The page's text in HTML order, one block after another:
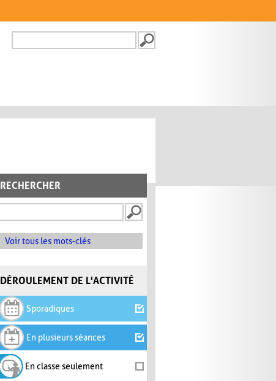
FORMULAIRE DE
RECHERCHER
Voir tous les mots-clés
DÉROULEMENT DE L'ACTIVITÉ
Sporadiques
En plusieurs séances
En classe seulement